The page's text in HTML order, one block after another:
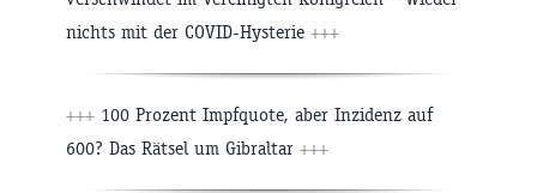
nichts mit der COVID-Hysterie +++
+++ 100 Prozent Impfquote, aber Inzidenz auf
600? Das Rätsel um Gibraltar +++